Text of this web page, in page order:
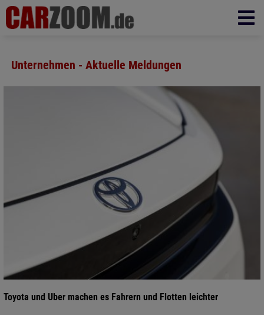
Unternehmen - Aktuelle Meldungen
Toyota und Uber machen es Fahrern und Flotten leichter